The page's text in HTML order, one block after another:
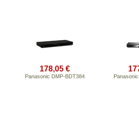
178,05 €
Panasonic DMP-BDT384